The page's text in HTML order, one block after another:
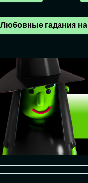
Любовные гадания на